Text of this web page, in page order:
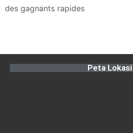
des gagnants rapides
Peta Lokasi